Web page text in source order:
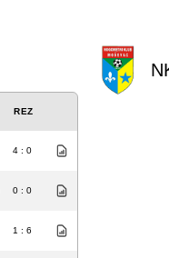
REZ
4 : 0
0 : 0
1 : 6